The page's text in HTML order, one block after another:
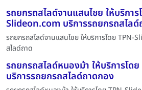
รถยกรถสไลด์จานแสนไชย ให้บริการ
Slideon.com บริการรถยกรถสไล
รถยกรถสไลด์จานแสนไชย ให้บริการโดย TPN-
สไลด์ถาด
รถยกรถสไลด์หนองม้า ให้บริการโด
บริการรถยกรถสไลด์ถาดกอง